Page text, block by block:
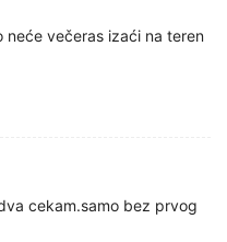
neće večeras izaći na teren
cekam.samo bez prvog